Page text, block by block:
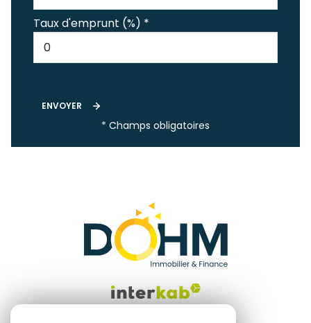
Taux d'emprunt (%) *
ENVOYER
* Champs obligatoires